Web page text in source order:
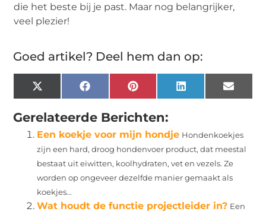
die het beste bij je past. Maar nog belangrijker,
veel plezier!
Goed artikel? Deel hem dan op:
X
(Twitter)
FacebookPinterest LinkedIn Email
Gerelateerde Berichten:
Een koekje voor mijn hondje Hondenkoekjes
zijn een hard, droog hondenvoer product, dat meestal
bestaat uit eiwitten, koolhydraten, vet en vezels. Ze
worden op ongeveer dezelfde manier gemaakt als
koekjes...
Wat houdt de functie projectleider in? Een